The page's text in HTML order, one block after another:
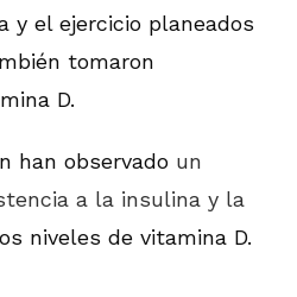
y el ejercicio planeados
tomaron
D.
han observado un
a la insulina y la
niveles de vitamina D.